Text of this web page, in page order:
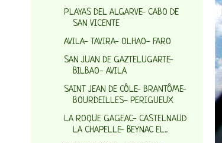
PLAYAS DEL ALGARVE- CABO DE
SAN VICENTE
AVILA- TAVIRA- OLHAO- FARO
SAN JUAN DE GAZTELUGARTE-
BILBAO- AVILA
SAINT JEAN DE CÔLE- BRANTÔME-
BOURDEILLES- PERIGUEUX
LA ROQUE GAGEAC- CASTELNAUD
LA CHAPELLE- BEYNAC EL...